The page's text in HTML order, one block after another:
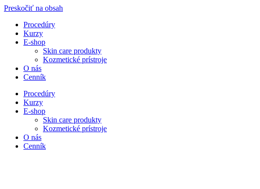
Preskočiť na obsah
Procedúry
Kurzy
E-shop
Skin care produkty
Kozmetické prístroje
O nás
Cenník
Procedúry
Kurzy
E-shop
Skin care produkty
Kozmetické prístroje
O nás
Cenník